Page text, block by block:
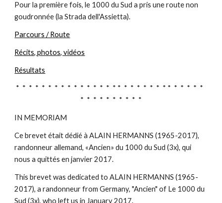
Pour la première fois, le 1000 du Sud a pris une route non
goudronnée (la Strada dell'Assietta).
Parcours / Route
Récits, photos, vidéos
Résultats
*  *  *  *  *  *  *  *  *  *  *  *  *  *  *  * *  *  *  *  *  *  *  * *  *  *  *  *  *
*  *  *  *  *  *  *  *  *  *
IN MEMORIAM
Ce brevet était dédié à ALAIN HERMANNS (1965-2017),
randonneur allemand, «Ancien» du 1000 du Sud (3x), qui
nous a quittés en janvier 2017.
This brevet was dedicated to ALAIN HERMANNS (1965-
2017), a randonneur from Germany, "Ancien" of Le 1000 du
Sud (3x), who left us in January 2017.